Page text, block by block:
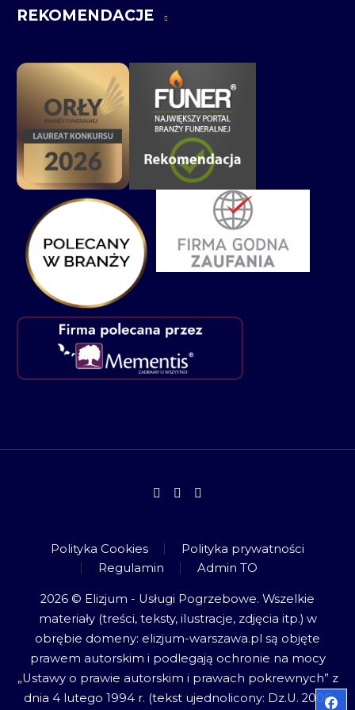
REKOMENDACJE
Polityka Cookies
Polityka prywatności
Regulamin
Admin TO
2026 © Elizjum - Usługi Pogrzebowe. Wszelkie
materiały (treści, teksty, ilustracje, zdjęcia itp.) w
obrębie domeny: elizjum-warszawa.pl są objęte
prawem autorskim i podlegają ochronie na mocy
„Ustawy o prawie autorskim i prawach pokrewnych” z
dnia 4 lutego 1994 r. (tekst ujednolicony: Dz.U. 2006